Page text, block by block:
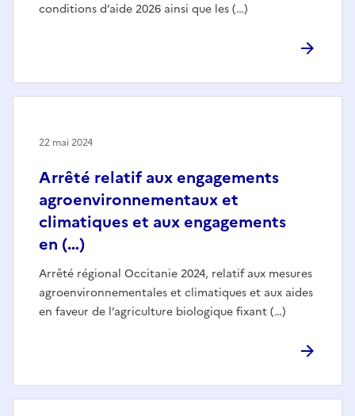
conditions d’aide 2026 ainsi que les (…)
Arrêté relatif aux engagements
agroenvironnementaux et
climatiques et aux engagements
en (…)
Arrêté régional Occitanie 2024, relatif aux mesures
agroenvironnementales et climatiques et aux aides
en faveur de l’agriculture biologique fixant (…)
22 mai 2024